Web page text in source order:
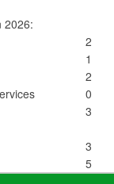
2026:
2
1
2
0
3
3
5